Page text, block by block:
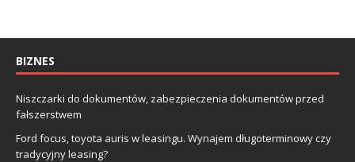
BIZNES
Niszczarki do dokumentów, zabezpieczenia dokumentów przed
fałszerstwem
Ford focus, toyota auris w leasingu. Wynajem długoterminowy czy
tradycyjny leasing?